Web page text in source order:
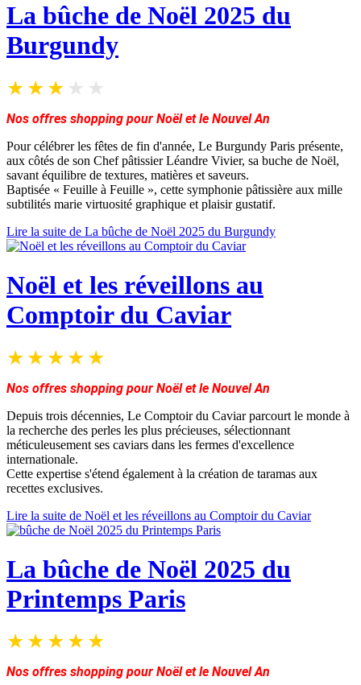
La bûche de Noël 2025 du
Burgundy
Nos offres shopping pour Noël et le Nouvel An
Pour célébrer les fêtes de fin d'année, Le Burgundy Paris présente,
aux côtés de son Chef pâtissier Léandre Vivier, sa buche de Noël,
savant équilibre de textures, matières et saveurs.
Baptisée « Feuille à Feuille », cette symphonie pâtissière aux mille
subtilités marie virtuosité graphique et plaisir gustatif.
Lire la suite de La bûche de Noël 2025 du Burgundy
Noël et les réveillons au
Comptoir du Caviar
Nos offres shopping pour Noël et le Nouvel An
Depuis trois décennies, Le Comptoir du Caviar parcourt le monde à
la recherche des perles les plus précieuses, sélectionnant
méticuleusement ses caviars dans les fermes d'excellence
internationale.
Cette expertise s'étend également à la création de taramas aux
recettes exclusives.
Lire la suite de Noël et les réveillons au Comptoir du Caviar
La bûche de Noël 2025 du
Printemps Paris
Nos offres shopping pour Noël et le Nouvel An